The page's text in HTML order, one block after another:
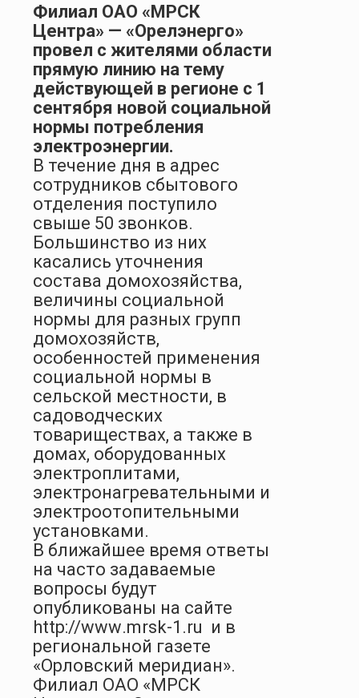
Филиал ОАО «МРСК
Центра» — «Орелэнерго»
провел с жителями области
прямую линию на тему
действующей в регионе с 1
сентября новой социальной
нормы потребления
электроэнергии.
В течение дня в адрес
сотрудников сбытового
отделения поступило
свыше 50 звонков.
Большинство из них
касались уточнения
состава домохозяйства,
величины социальной
нормы для разных групп
домохозяйств,
особенностей применения
социальной нормы в
сельской местности, в
садоводческих
товариществах, а также в
домах, оборудованных
электроплитами,
электронагревательными и
электроотопительными
установками.
В ближайшее время ответы
на часто задаваемые
вопросы будут
опубликованы на сайте
http://www.mrsk-1.ru и в
региональной газете
«Орловский меридиан».
Филиал ОАО «МРСК